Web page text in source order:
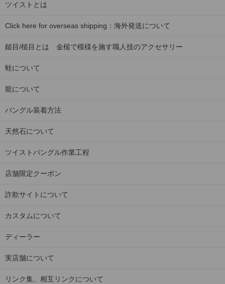
ツイストとは
Click here for overseas shipping：海外発送について
鎚目/槌目とは 金槌で模様を施す職人技のアクセサリー
蛙について
龍について
バングル装着方法
天然石について
ツイストバングル作業工程
店舗限定クーポン
詐欺サイトについて
カスタムについて
ディーラー
実店舗について
リンク集、相互リンクについて